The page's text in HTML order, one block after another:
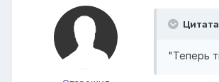
Цитата
"Теперь